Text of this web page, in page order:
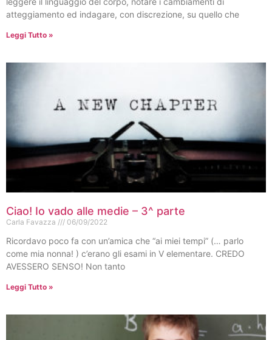
atteggiamento ed indagare, con discrezione, su quello che
Leggi Tutto »
Ciao! Io vado alle medie – 3^ parte
Carla Favazza 06/09/2022
Ricordavo poco fa con un’amica che “ai miei tempi” (… parlo
come mia nonna! ) c’erano gli esami in V elementare. CREDO
AVESSERO SENSO! Non tanto
Leggi Tutto »